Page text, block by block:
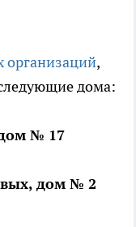
организаций,
дома:
№ 17
дом № 2